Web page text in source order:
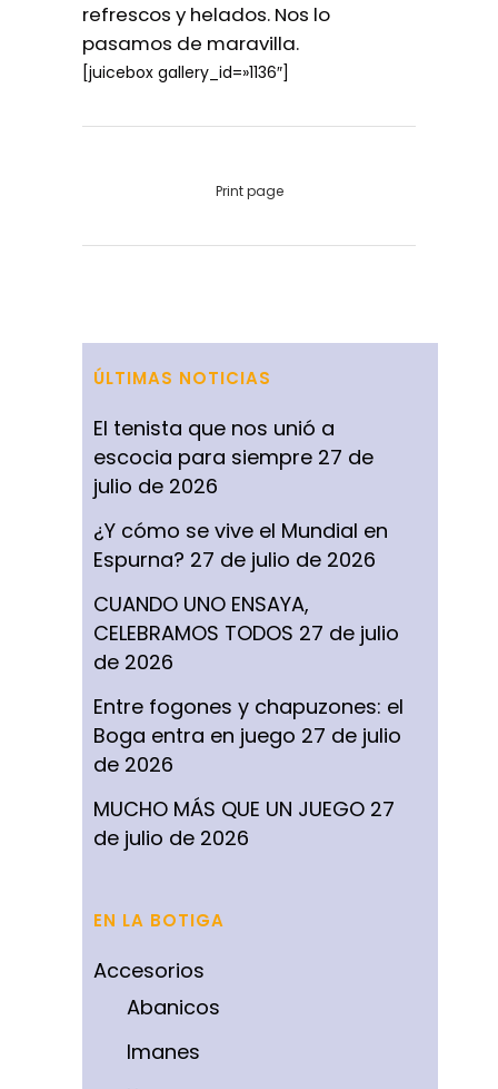
refrescos y helados. Nos lo
pasamos de maravilla.
[juicebox gallery_id=»1136″]
Print page
ÚLTIMAS NOTICIAS
El tenista que nos unió a
escocia para siempre 27 de
julio de 2026
¿Y cómo se vive el Mundial en
Espurna? 27 de julio de 2026
CUANDO UNO ENSAYA,
CELEBRAMOS TODOS 27 de julio
de 2026
Entre fogones y chapuzones: el
Boga entra en juego 27 de julio
de 2026
MUCHO MÁS QUE UN JUEGO 27
de julio de 2026
EN LA BOTIGA
Accesorios
Abanicos
Imanes